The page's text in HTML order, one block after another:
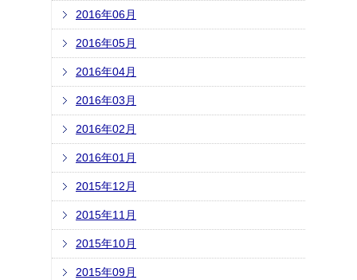
2016年06月
2016年05月
2016年04月
2016年03月
2016年02月
2016年01月
2015年12月
2015年11月
2015年10月
2015年09月